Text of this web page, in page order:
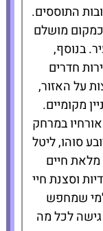
התוססים.
מושלם
בנוסף,
חדרים
על האזור,
מקומיים.
במרחק
סוהו, ליטל
מלאת חיים
וסצנת חיי
שמחפש
גישה לכל מה